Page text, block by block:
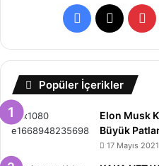
Facebook
X
Popüler İçerikler
Elon Musk
Büyük
17 Mayıs 2021